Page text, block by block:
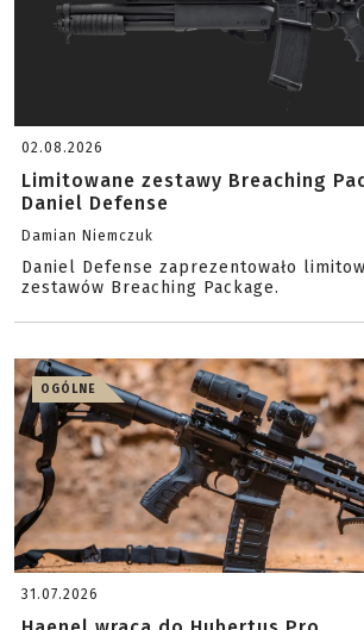
02.08.2026
Limitowane zestawy Breaching
Daniel Defense
Damian Niemczuk
Daniel Defense zaprezentowało
zestawów Breaching Package.
OGÓLNE
31.07.2026